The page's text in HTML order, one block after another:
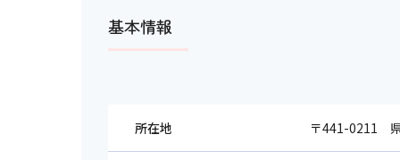
基本情報
所在地 〒441-0211